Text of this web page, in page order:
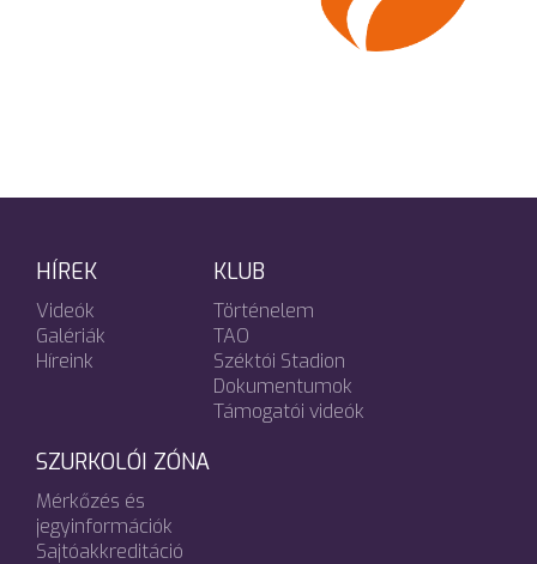
HÍREK
Videók
Galériák
Híreink
KLUB
Történelem
TAO
Széktói Stadion
Dokumentumok
Támogatói videók
SZURKOLÓI ZÓNA
Mérkőzés és
jegyinformációk
Sajtóakkreditáció